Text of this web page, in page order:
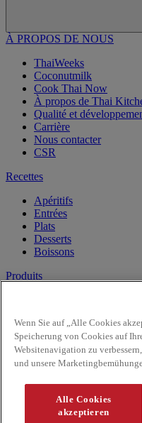
À PROPOS DE NOUS
ThaiWeeks
Coconutmilk
Cook Thai Now
À propos de Thai
Qualité et
Carrière
Nous contacter
CSR
Recettes
Apéritifs
Entrées
Plats
Desserts
Boissons
Produits
Riz & Nouilles
Sauces prêtes à l'emploi
Sauces
Copyright © 2026
Wenn Sie auf „Alle Cookies
Speicherung von Cookies auf
Websitenavigation zu
und unsere
Alle Cookies
akzeptieren